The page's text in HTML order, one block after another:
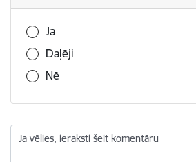
Vai šī informācija bija noderīga?
Jā
Daļēji
Nē
Ja vēlies, ieraksti šeit komentāru